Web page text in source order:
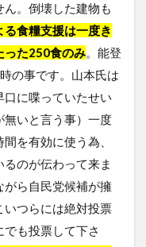
。倒壊した建物も
る食糧支援は一度き
った250食のみ。能登
の事です。山本氏は
に喋っていたせい
無いと言う事）一度
を有効に使う為、
のが伝わって来ま
がら自民党候補が擁
いつらには絶対投票
も投票して下さ